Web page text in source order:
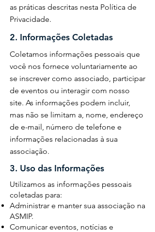
as práticas descritas nesta Política de
Privacidade.
2. Informações Coletadas
Coletamos informações pessoais que
você nos fornece voluntariamente ao
se inscrever como associado, participar
de eventos ou interagir com nosso
site. As informações podem incluir,
mas não se limitam a, nome, endereço
de e-mail, número de telefone e
informações relacionadas à sua
associação.
3. Uso das Informações
Utilizamos as informações pessoais
coletadas para:
Administrar e manter sua associação na
ASMIP.
Comunicar eventos, notícias e